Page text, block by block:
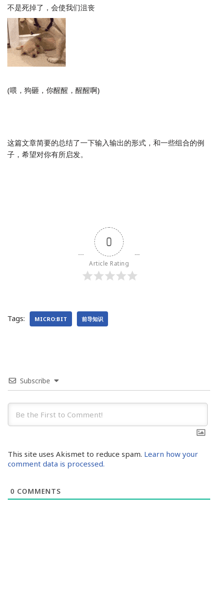
不是死掉了，会使我们沮丧
(喂，狗砸，你醒醒，醒醒啊)
这篇文章简要的总结了一下输入输出的形式，和一些组合的例
子，希望对你有所启发。
0
Article Rating
Tags: MICRO:BIT 前导知识
Subscribe
This site uses Akismet to reduce spam. Learn how your
comment data is processed.
0 COMMENTS